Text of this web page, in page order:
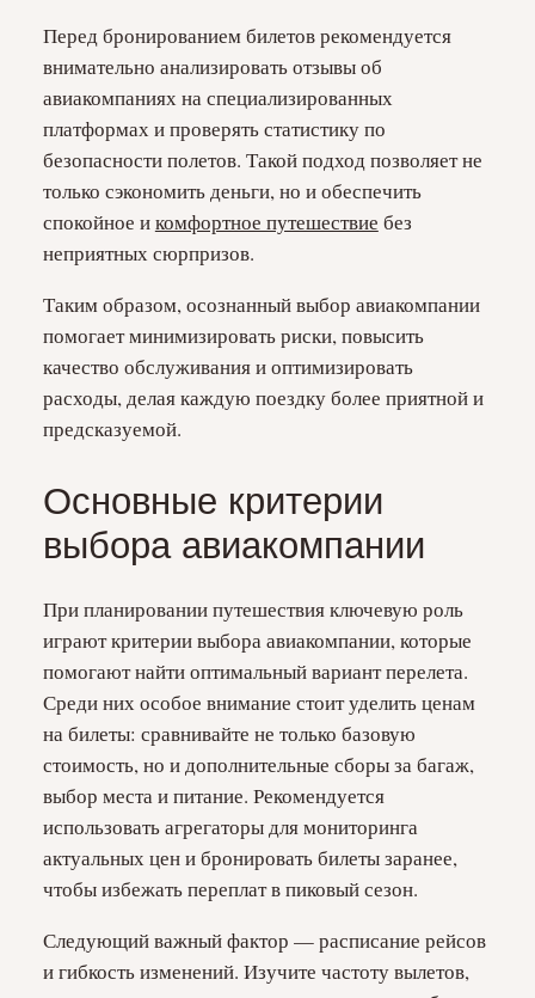
Перед бронированием билетов рекомендуется
внимательно анализировать отзывы об
авиакомпаниях на специализированных
платформах и проверять статистику по
безопасности полетов. Такой подход позволяет не
только сэкономить деньги, но и обеспечить
спокойное икомфортное путешествие без
неприятных сюрпризов.
Таким образом, осознанный выбор авиакомпании
помогает минимизировать риски, повысить
качество обслуживания и оптимизировать
расходы, делая каждую поездку более приятной и
предсказуемой.
Основные критерии
выбора авиакомпании
При планировании путешествия ключевую роль
играют критерии выбора авиакомпании, которые
помогают найти оптимальный вариант перелета.
Среди них особое внимание стоит уделить ценам
на билеты: сравнивайте не только базовую
стоимость, но и дополнительные сборы за багаж,
выбор места и питание. Рекомендуется
использовать агрегаторы для мониторинга
актуальных цен и бронировать билеты заранее,
чтобы избежать переплат в пиковый сезон.
Следующий важный фактор — расписание рейсов
и гибкость изменений. Изучите частоту вылетов,